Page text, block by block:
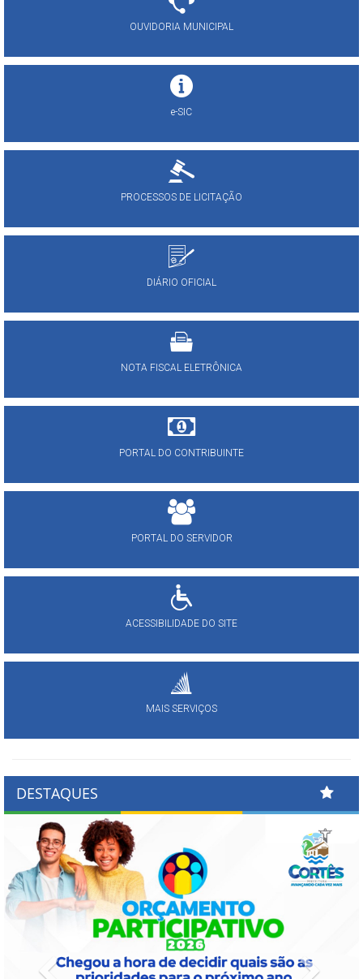
OUVIDORIA MUNICIPAL
e-SIC
PROCESSOS DE LICITAÇÃO
DIÁRIO OFICIAL
NOTA FISCAL ELETRÔNICA
PORTAL DO CONTRIBUINTE
PORTAL DO SERVIDOR
ACESSIBILIDADE DO SITE
MAIS SERVIÇOS
DESTAQUES
Previous